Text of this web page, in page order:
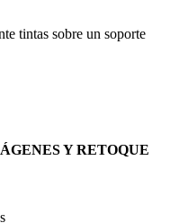
tintas sobre un soporte
Y RETOQUE